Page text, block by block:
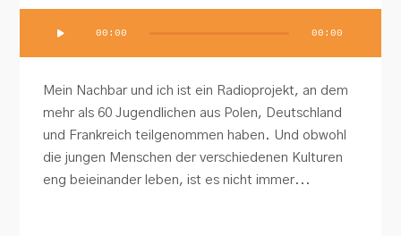
00:00 00:00
Mein Nachbar und ich ist ein Radioprojekt, an dem
mehr als 60 Jugendlichen aus Polen, Deutschland
und Frankreich teilgenommen haben. Und obwohl
die jungen Menschen der verschiedenen Kulturen
eng beieinander leben, ist es nicht immer...